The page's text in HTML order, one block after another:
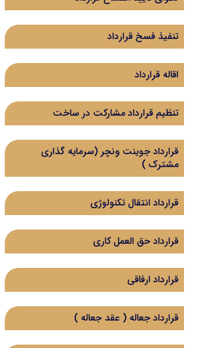
تنفیذ فسخ قرارداد
اقاله قرارداد
تنظیم قرارداد مشارکت در ساخت
قرارداد جوینت ونچر (سرمایه گذاری
مشترک )
قرارداد انتقال تکنولوژی
قرارداد حق العمل کاری
قرارداد ارفاقی
قرارداد جعاله ( عقد جعاله )